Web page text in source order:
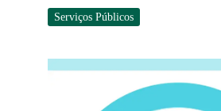
Serviços Públicos